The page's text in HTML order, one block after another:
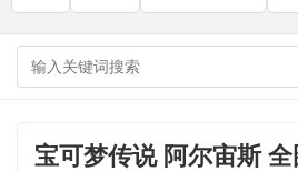
宝可梦传说 阿尔宙斯 全